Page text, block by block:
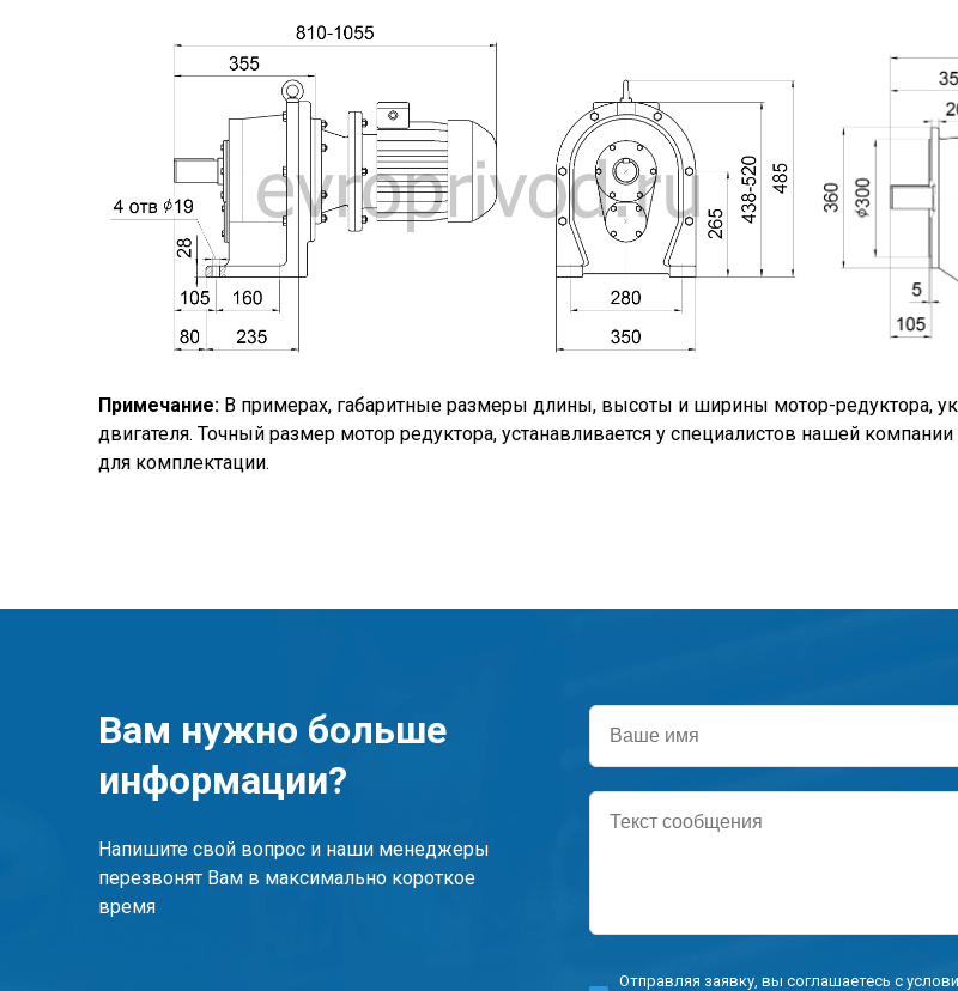
Примечание: В примерах, габаритные размеры длины, высоты и ширины мотор-редуктора,
двигателя. Точный размер мотор редуктора, устанавливается у специалистов нашей
для комплектации.
Вам нужно больше
информации?
Напишите свой вопрос и наши менеджеры
перезвонят Вам в максимально короткое
время
Ваше
имя
Текст
сообщения
Отправляя заявку, вы соглашаетесь с